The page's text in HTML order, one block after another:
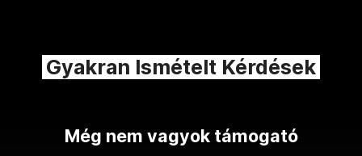
Gyakran Ismételt Kérdések
Még nem vagyok támogató